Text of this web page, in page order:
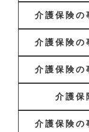
介護保険の
介護保険の
介護保険の
介護保
介護保険の